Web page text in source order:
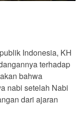
Indonesia, KH
terhadap
bahwa
nabi setelah Nabi
dari ajaran